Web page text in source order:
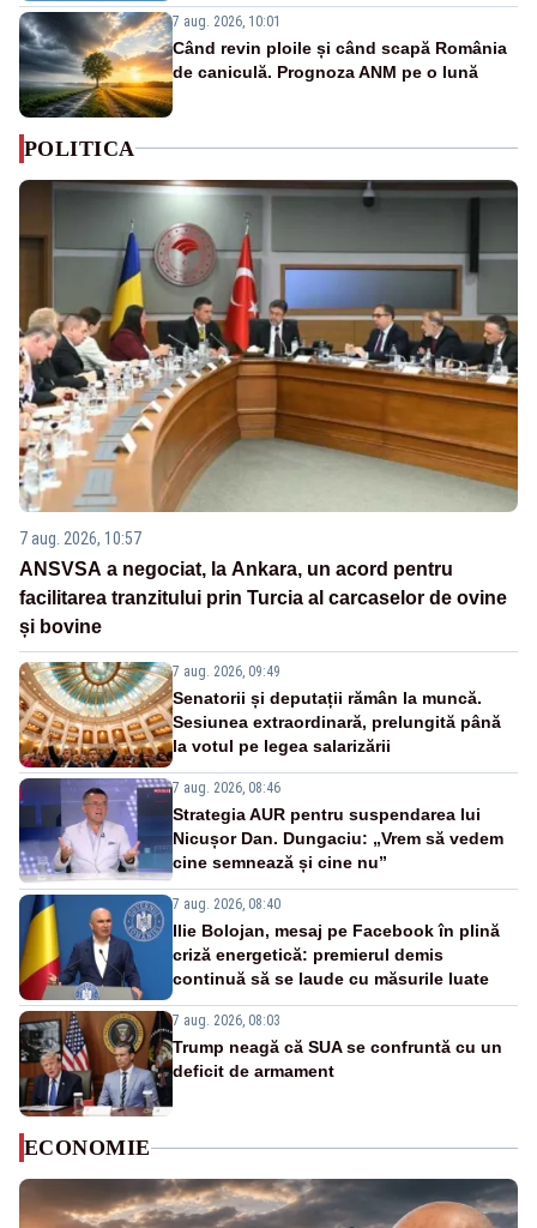
7 aug. 2026, 10:01
Când revin ploile și când scapă România
de caniculă. Prognoza ANM pe o lună
POLITICA
7 aug. 2026, 10:57
ANSVSA a negociat, la Ankara, un acord pentru
facilitarea tranzitului prin Turcia al carcaselor de ovine
și bovine
7 aug. 2026, 09:49
Senatorii și deputații rămân la muncă.
Sesiunea extraordinară, prelungită până
la votul pe legea salarizării
7 aug. 2026, 08:46
Strategia AUR pentru suspendarea lui
Nicușor Dan. Dungaciu: „Vrem să vedem
cine semnează și cine nu”
7 aug. 2026, 08:40
Ilie Bolojan, mesaj pe Facebook în plină
criză energetică: premierul demis
continuă să se laude cu măsurile luate
7 aug. 2026, 08:03
Trump neagă că SUA se confruntă cu un
deficit de armament
ECONOMIE